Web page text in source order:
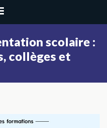
scolaire :
collèges et